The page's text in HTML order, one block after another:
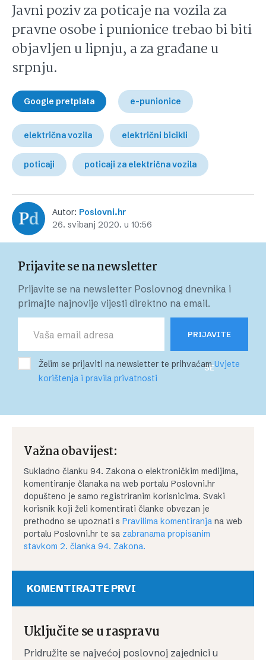
Javni poziv za poticaje na vozila za
pravne osobe i punionice trebao bi biti
objavljen u lipnju, a za građane u
srpnju.
Google pretplata e-punionice
električna vozila električni bicikli
poticaji poticaji za električna vozila
Autor: Poslovni.hr
26. svibanj 2020. u 10:56
Prijavite se na newsletter
Prijavite se na newsletter Poslovnog dnevnika i
primajte najnovije vijesti direktno na email.
PRIJAVITE
SE
Želim se prijaviti na newsletter te prihvaćamUvjete
korištenja i pravila privatnosti
Važna obavijest:
Sukladno članku 94. Zakona o elektroničkim medijima,
komentiranje članaka na web portalu Poslovni.hr
dopušteno je samo registriranim korisnicima. Svaki
korisnik koji želi komentirati članke obvezan je
prethodno se upoznati s Pravilima komentiranja na web
portalu Poslovni.hr te sa zabranama propisanim
stavkom 2. članka 94. Zakona.
KOMENTIRAJTE PRVI
Uključite se u raspravu
Pridružite se najvećoj poslovnoj zajednici u